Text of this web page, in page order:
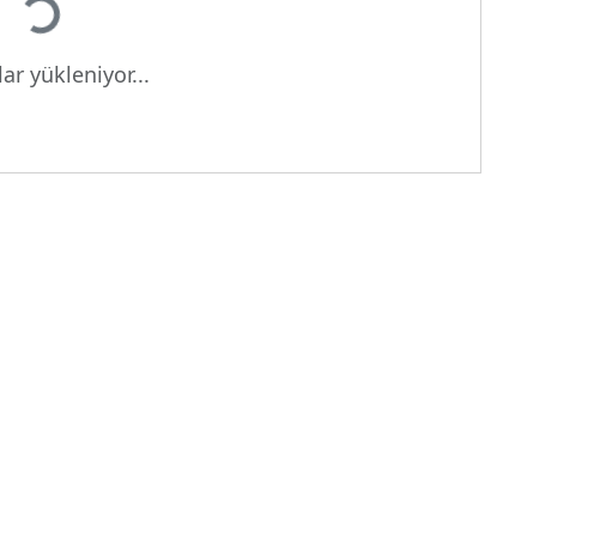
yükleniyor...